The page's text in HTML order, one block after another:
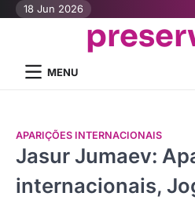
Skip18 Jun 2026
MENU
APARIÇÕES INTERNACIONAIS
Jasur Jumaev:
internacionais,